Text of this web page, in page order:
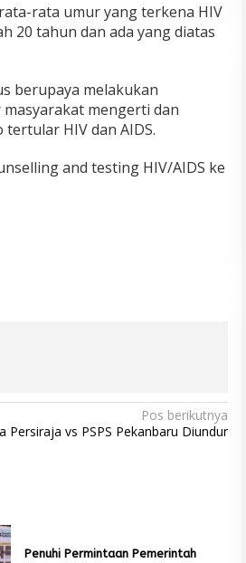
rata umur yang terkena HIV
20 tahun dan ada yang diatas
berupaya melakukan
mengerti dan
HIV dan AIDS.
and testing HIV/AIDS ke
Pos berikutnya
Persiraja vs PSPS Pekanbaru Diundur
Penuhi Permintaan Pemerintah
Mualem tunjuk Wan Malaya jadi Pj
Ketua Partai Aceh Nagan Raya